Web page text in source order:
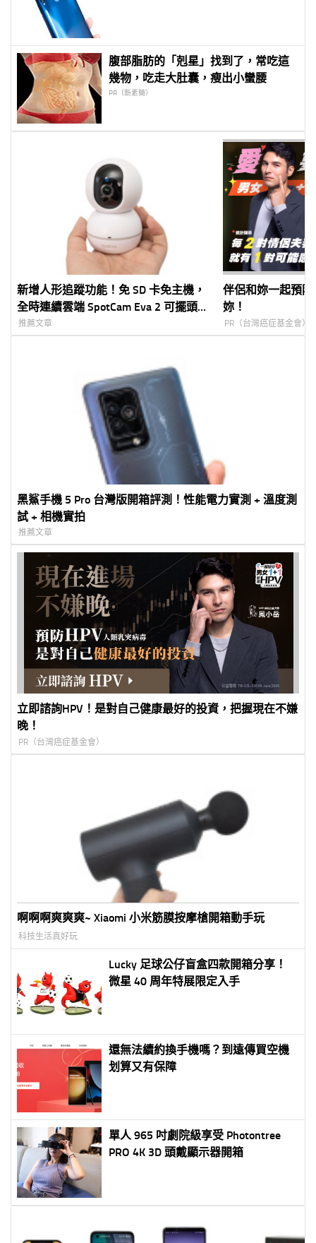
腹部脂肪的「剋星」找到了，常吃這
幾物，吃走大肚囊，瘦出小蠻腰
PR（新素簡）
新增人形追蹤功能！免 SD 卡免主機，
全時連續雲端 SpotCam Eva 2 可擺頭
WIFI 無線監視器
推薦文章
伴侶和妳一起預
妳！
PR（台灣癌症基金會）
黑鯊手機 5 Pro 台灣版開箱評測！性能電力實測 + 溫度測
試 + 相機實拍
推薦文章
立即諮詢HPV！是對自己健康最好的投資，把握現在不嫌
晚！
PR（台灣癌症基金會）
啊啊啊爽爽爽~ Xiaomi 小米筋膜按摩槍開箱動手玩
科技生活真好玩
Lucky 足球公仔盲盒四款開箱分享！
微星 40 周年特展限定入手
還無法續約換手機嗎？到遠傳買空機
划算又有保障
單人 965 吋劇院級享受 Photontree
PRO 4K 3D 頭戴顯示器開箱